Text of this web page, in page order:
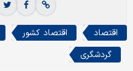
اقتصاد اقتصاد کشور
گردشگری